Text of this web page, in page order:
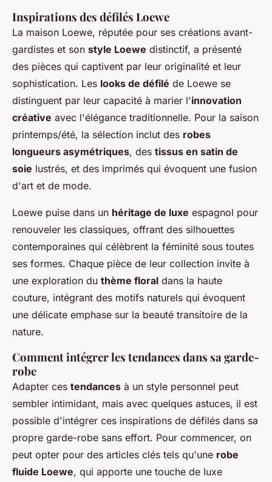
Inspirations des défilés Loewe
La maison Loewe, réputée pour ses créations avant-
gardistes et son style Loewe distinctif, a présenté
des pièces qui captivent par leur originalité et leur
sophistication. Les looks de défilé de Loewe se
distinguent par leur capacité à marier l'innovation
créative avec l'élégance traditionnelle. Pour la saison
printemps/été, la sélection inclut des robes
longueurs asymétriques, des tissus en satin de
soie lustrés, et des imprimés qui évoquent une fusion
d'art et de mode.
Loewe puise dans un héritage de luxe espagnol pour
renouveler les classiques, offrant des silhouettes
contemporaines qui célèbrent la féminité sous toutes
ses formes. Chaque pièce de leur collection invite à
une exploration du thème floral dans la haute
couture, intégrant des motifs naturels qui évoquent
une délicate emphase sur la beauté transitoire de la
nature.
Comment intégrer les tendances dans sa garde-
robe
Adapter ces tendances à un style personnel peut
sembler intimidant, mais avec quelques astuces, il est
possible d'intégrer ces inspirations de défilés dans sa
propre garde-robe sans effort. Pour commencer, on
peut opter pour des articles clés tels qu'une robe
fluide Loewe, qui apporte une touche de luxe